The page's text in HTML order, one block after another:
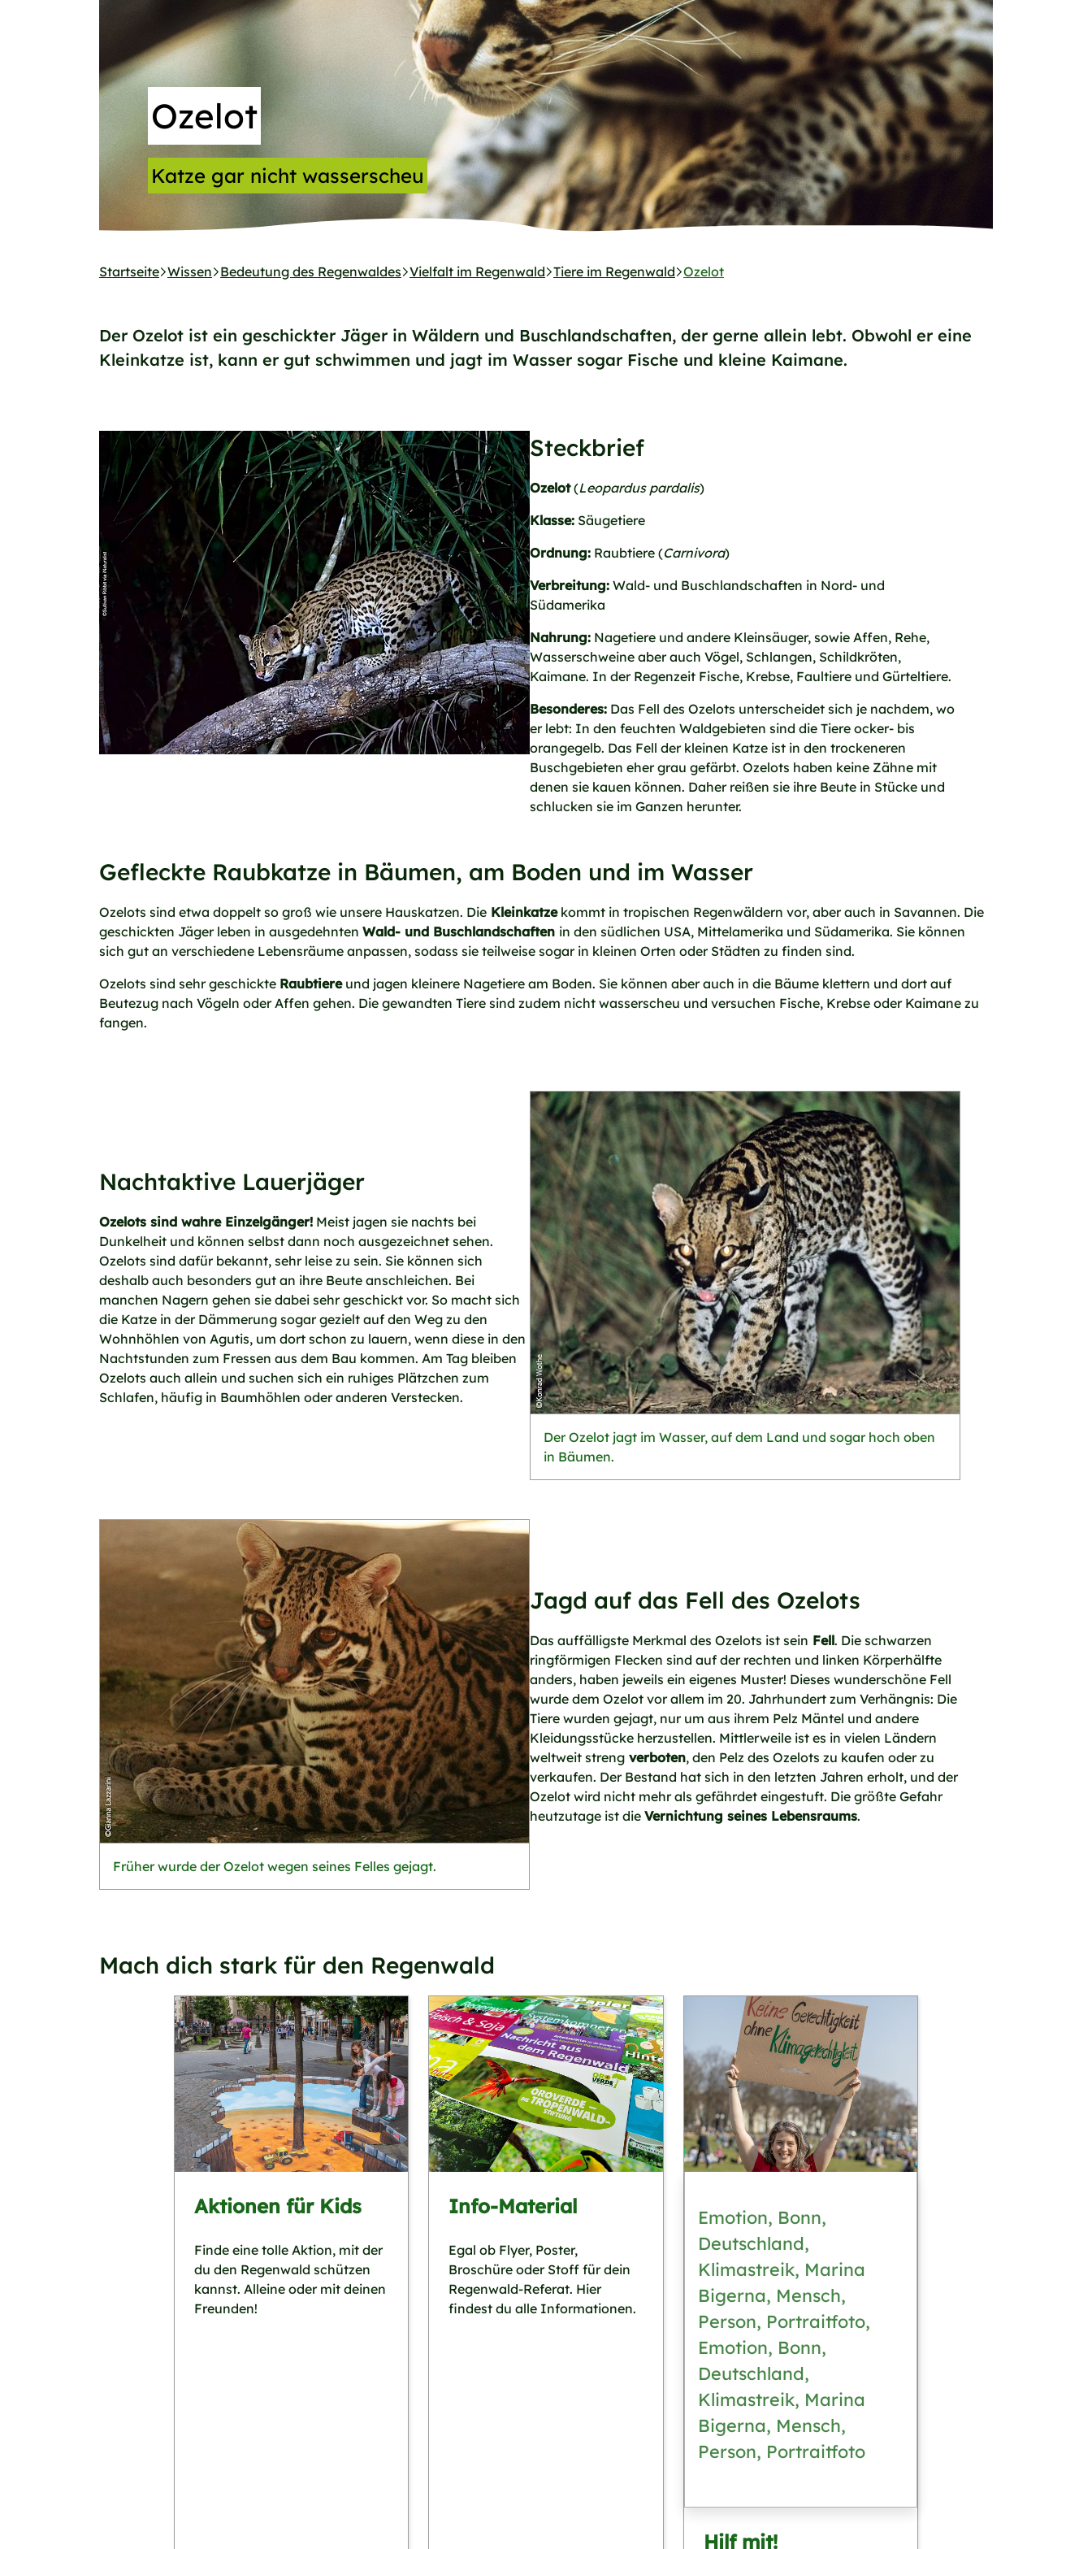
Ozelot
Katze gar nicht wasserscheu
Startseite Wissen Bedeutung des Regenwaldes Vielfalt im Regenwald Tiere im Regenwald Ozelot
Der Ozelot ist ein geschickter Jäger in Wäldern und Buschlandschaften, der gerne allein lebt. Obwohl er eine
Kleinkatze ist, kann er gut schwimmen und jagt im Wasser sogar Fische und kleine Kaimane.
Steckbrief
Ozelot(Leopardus pardalis)
Klasse: Säugetiere
Ordnung: Raubtiere (Carnivora)
Verbreitung: Wald- und Buschlandschaften in Nord- und
Südamerika
Nahrung: Nagetiere und andere Kleinsäuger, sowie Affen, Rehe,
Wasserschweine aber auch Vögel, Schlangen, Schildkröten,
Kaimane. In der Regenzeit Fische, Krebse, Faultiere und Gürteltiere.
Besonderes: Das Fell des Ozelots unterscheidet sich je nachdem, wo
er lebt: In den feuchten Waldgebieten sind die Tiere ocker- bis
orangegelb. Das Fell der kleinen Katze ist in den trockeneren
Buschgebieten eher grau gefärbt. Ozelots haben keine Zähne mit
denen sie kauen können. Daher reißen sie ihre Beute in Stücke und
schlucken sie im Ganzen herunter.
Gefleckte Raubkatze in Bäumen, am Boden und im Wasser
Ozelots sind etwa doppelt so groß wie unsere Hauskatzen. Die Kleinkatzekommt in tropischen Regenwäldern vor, aber auch in Savannen. Die
geschickten Jäger leben in ausgedehnten Wald- und Buschlandschaften in den südlichen USA, Mittelamerika und Südamerika. Sie können
sich gut an verschiedene Lebensräume anpassen, sodass sie teilweise sogar in kleinen Orten oder Städten zu finden sind.
Ozelots sind sehr geschickte Raubtiereund jagen kleinere Nagetiere am Boden. Sie können aber auch in die Bäume klettern und dort auf
Beutezug nach Vögeln oder Affen gehen. Die gewandten Tiere sind zudem nicht wasserscheu und versuchen Fische, Krebse oder Kaimane zu
fangen.
Der Ozelot jagt im Wasser, auf dem Land und sogar hoch oben
in Bäumen.
Nachtaktive Lauerjäger
Ozelots sind wahre Einzelgänger! Meist jagen sie nachts bei
Dunkelheit und können selbst dann noch ausgezeichnet sehen.
Ozelots sind dafür bekannt, sehr leise zu sein. Sie können sich
deshalb auch besonders gut an ihre Beute anschleichen. Bei
manchen Nagern gehen sie dabei sehr geschickt vor. So macht sich
die Katze in der Dämmerung sogar gezielt auf den Weg zu den
Wohnhöhlen von Agutis, um dort schon zu lauern, wenn diese in den
Nachtstunden zum Fressen aus dem Bau kommen. Am Tag bleiben
Ozelots auch allein und suchen sich ein ruhiges Plätzchen zum
Schlafen, häufig in Baumhöhlen oder anderen Verstecken.
Früher wurde der Ozelot wegen seines Felles gejagt.
Jagd auf das Fell des Ozelots
Das auffälligste Merkmal des Ozelots ist sein Fell. Die schwarzen
ringförmigen Flecken sind auf der rechten und linken Körperhälfte
anders, haben jeweils ein eigenes Muster! Dieses wunderschöne Fell
wurde dem Ozelot vor allem im 20. Jahrhundert zum Verhängnis: Die
Tiere wurden gejagt, nur um aus ihrem Pelz Mäntel und andere
Kleidungsstücke herzustellen. Mittlerweile ist es in vielen Ländern
weltweit streng verboten, den Pelz des Ozelots zu kaufen oder zu
verkaufen. Der Bestand hat sich in den letzten Jahren erholt, und der
Ozelot wird nicht mehr als gefährdet eingestuft. Die größte Gefahr
heutzutage ist die Vernichtung seines Lebensraums.
Mach dich stark für den Regenwald
Aktionen für Kids
Finde eine tolle Aktion, mit der
du den Regenwald schützen
kannst. Alleine oder mit deinen
Freunden!
Info-Material
Egal ob Flyer, Poster,
Broschüre oder Stoff für dein
Regenwald-Referat. Hier
findest du alle Informationen.
Emotion, Bonn,
Deutschland,
Klimastreik, Marina
Bigerna, Mensch,
Person, Portraitfoto,
Emotion, Bonn,
Deutschland,
Klimastreik, Marina
Bigerna, Mensch,
Person, Portraitfoto
Hilf mit!